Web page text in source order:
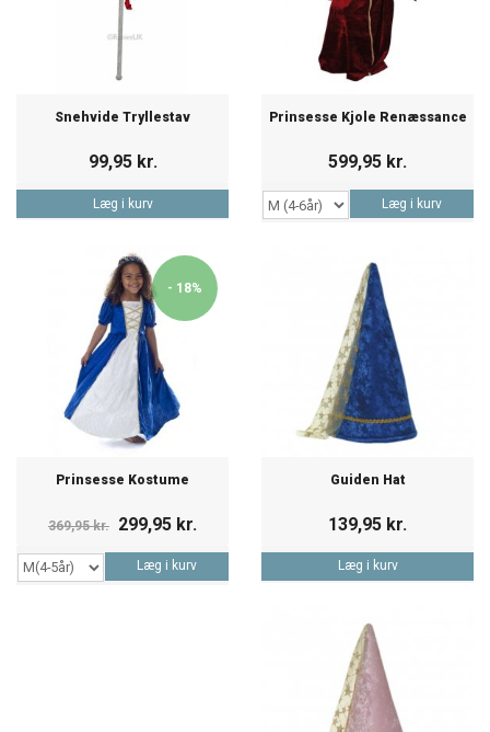
Snehvide Tryllestav
99,95 kr.
Læg i kurv
Prinsesse Kjole Renæssance
599,95 kr.
Læg i kurv
- 18%
Prinsesse Kostume
369,95 kr. 299,95 kr.
Læg i kurv
Guiden Hat
139,95 kr.
Læg i kurv